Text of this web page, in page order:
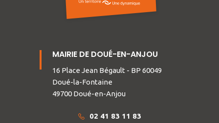
MAIRIE DE DOUÉ-EN-ANJOU
16 Place Jean Bégault - BP 60049
Doué-la-Fontaine
49700 Doué-en-Anjou
02 41 83 11 83